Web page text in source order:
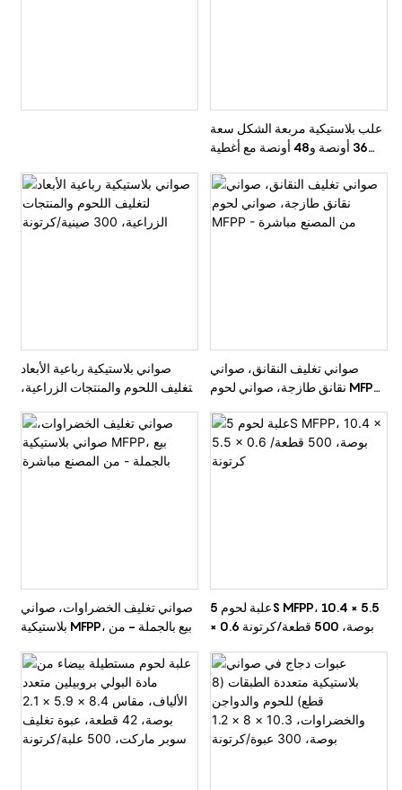
علب بلاستيكية مربعة الشكل سعة
36 أونصة و48 أونصة مع أغطية
صواني بلاستيكية رباعية الأبعاد
لتغليف اللحوم والمنتجات الزراعية،
صواني تغليف النقانق، صواني
نقانق طازجة، صواني لحوم MFPP
صواني تغليف الخضراوات، صواني
بلاستيكية MFPP، بيع بالجملة - من
علبة لحوم 5S MFPP، 10.4 × 5.5
× 0.6 بوصة، 500 قطعة/كرتونة